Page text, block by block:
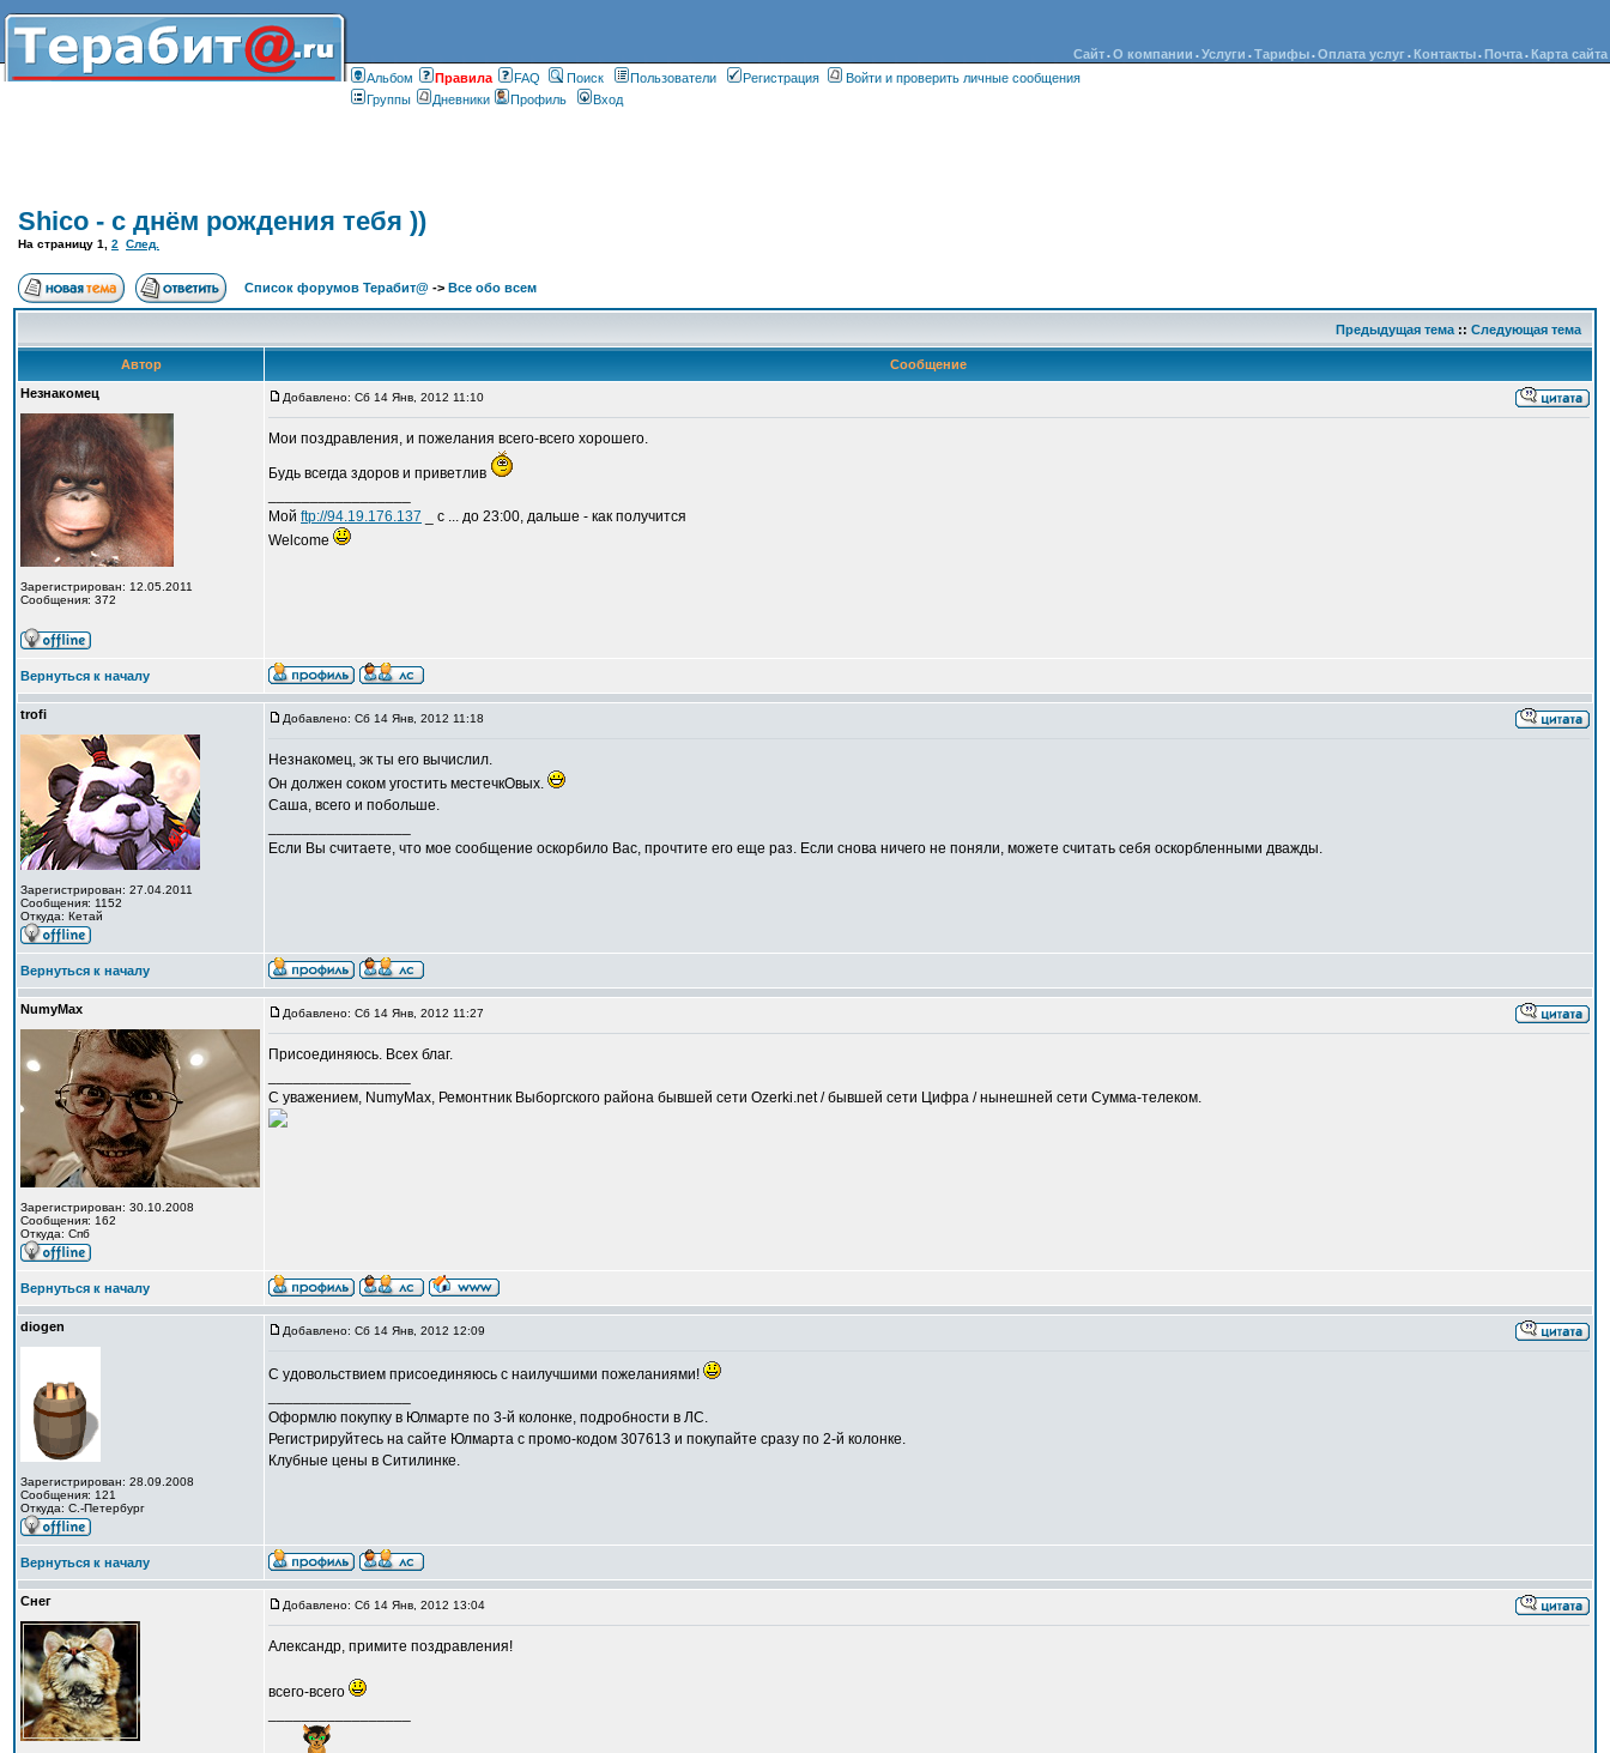
Сайт • О компании • Услуги • Тарифы • Оплата услуг • Контакты • Почта • Карта сайта
Альбом
Правилa FAQ Поиск Пользователи Регистрация
Войти и проверить личные сообщения
Группы
Дневники Профиль Вход
Shico - с днём рождения тебя ))
На страницу 1 2 След.
Список форумов Терабит@ -> Все обо всем
Предыдущая тема :: Следующая тема
Автор
Сообщение
Незнакомец
Зарегистрирован: 12.05.2011
Сообщения: 372
Добавлено: Сб 14 Янв, 2012 11:10
Мои поздравления, и пожелания всего-всего хорошего.
Будь всегда здоров и приветлив
Мой ftp://94.19.176.137 _ с ... до 23:00, дальше - как получится
Welcome
Вернуться к началу
trofi
Зарегистрирован: 27.04.2011
Сообщения: 1152
Откуда: Кетай
Добавлено: Сб 14 Янв, 2012 11:18
Незнакомец, эк ты его вычислил.
Он должен соком угостить местечкОвых.
Саша, всего и побольше.
Если Вы считаете, что мое сообщение оскорбило Вас, прочтите его еще раз. Если снова ничего не поняли, можете считать себя оскорбленными дважды.
Вернуться к началу
NumyMax
Зарегистрирован: 30.10.2008
Сообщения: 162
Откуда: Спб
Добавлено: Сб 14 Янв, 2012 11:27
Присоединяюсь. Всех благ.
С уважением, NumyMax, Ремонтник Выборгского района бывшей сети Ozerki.net / бывшей сети Цифра / нынешней сети Сумма-телеком.
Вернуться к началу
diogen
Зарегистрирован: 28.09.2008
Сообщения: 121
Откуда: С.-Петербург
Добавлено: Сб 14 Янв, 2012 12:09
C удовольствием присоединяюсь с наилучшими пожеланиями!
Оформлю покупку в Юлмарте по 3-й колонке, подробности в ЛС.
Регистрируйтесь на сайте Юлмарта с промо-кодом 307613 и покупайте сразу по 2-й колонке.
Клубные цены в Ситилинке.
Вернуться к началу
Снег Добавлено: Сб 14 Янв, 2012 13:04
Александр, примите поздравления!
всего-всего